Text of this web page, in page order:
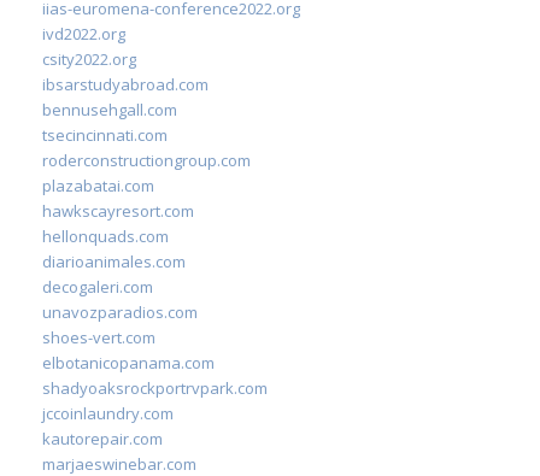
iias-euromena-conference2022.org
ivd2022.org
csity2022.org
ibsarstudyabroad.com
bennusehgall.com
tsecincinnati.com
roderconstructiongroup.com
plazabatai.com
hawkscayresort.com
hellonquads.com
diarioanimales.com
decogaleri.com
unavozparadios.com
shoes-vert.com
elbotanicopanama.com
shadyoaksrockportrvpark.com
jccoinlaundry.com
kautorepair.com
marjaeswinebar.com